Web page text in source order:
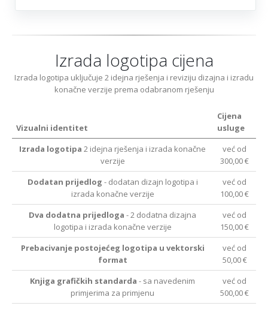
Izrada logotipa cijena
Izrada logotipa uključuje 2 idejna rješenja i reviziju dizajna i izradu
konačne verzije prema odabranom rješenju
Vizualni identitet
Cijena
usluge
Izrada logotipa 2 idejna rješenja i izrada konačne
verzije
već od
300,00 €
Dodatan prijedlog - dodatan dizajn logotipa i
izrada konačne verzije
već od
100,00 €
Dva dodatna prijedloga - 2 dodatna dizajna
logotipa i izrada konačne verzije
već od
150,00 €
Prebacivanje postojećeg logotipa u vektorski
format
već od
50,00 €
Knjiga grafičkih standarda - sa navedenim
primjerima za primjenu
već od
500,00 €